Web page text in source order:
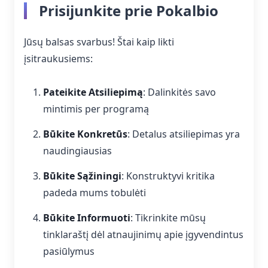
Prisijunkite prie Pokalbio
Jūsų balsas svarbus! Štai kaip likti
įsitraukusiems:
Pateikite Atsiliepimą: Dalinkitės savo
mintimis per programą
Būkite Konkretūs: Detalus atsiliepimas yra
naudingiausias
Būkite Sąžiningi: Konstruktyvi kritika
padeda mums tobulėti
Būkite Informuoti: Tikrinkite mūsų
tinklaraštį dėl atnaujinimų apie įgyvendintus
pasiūlymus